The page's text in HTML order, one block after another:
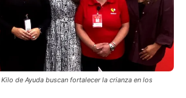
de Ayuda buscan fortalecer la crianza en los